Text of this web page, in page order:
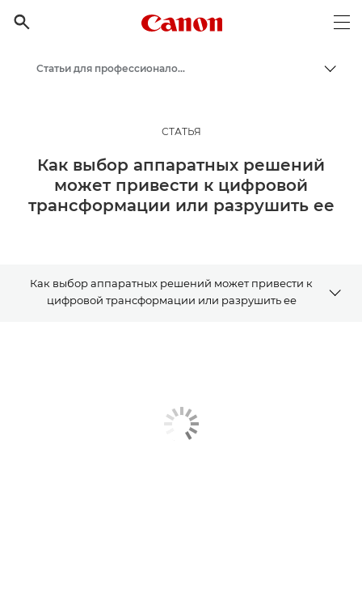

Canon Logo, back to
Бизнес-аналитика - B2B и новости индустрии
Статьи для профессионалов и бизнес-статьи
СТАТЬЯ
Как выбор аппаратных решений
может привести к цифровой
трансформации или разрушить ее
Как выбор аппаратных решений может привести к
цифровой трансформации или разрушить ее